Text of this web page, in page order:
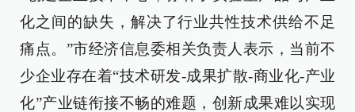
化之间的缺失，解决了行业共性技术供给不足
痛点。”市经济信息委相关负责人表示，当前不
少企业存在着“技术研发-成果扩散-商业化-产业
化”产业链衔接不畅的难题，创新成果难以实现